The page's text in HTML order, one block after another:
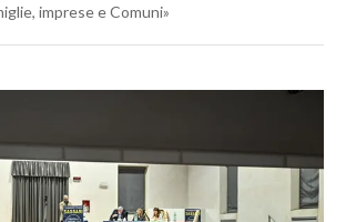
imprese e Comuni»